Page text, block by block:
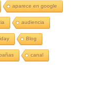
aparece en google
audiencia
Blog
canal